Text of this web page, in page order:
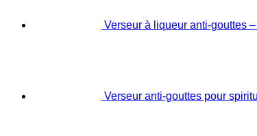
Verseur à liqueur anti-gouttes –
Verseur anti-gouttes pour